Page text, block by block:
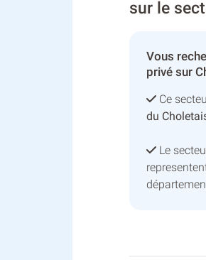
sur le
Vous
privé sur
Ce
du
Le